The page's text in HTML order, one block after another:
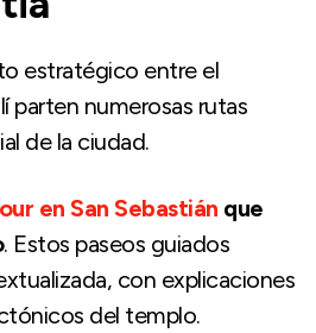
estratégico entre el
parten numerosas rutas
de la ciudad.
en San Sebastián que
. Estos paseos guiados
con explicaciones
del templo.